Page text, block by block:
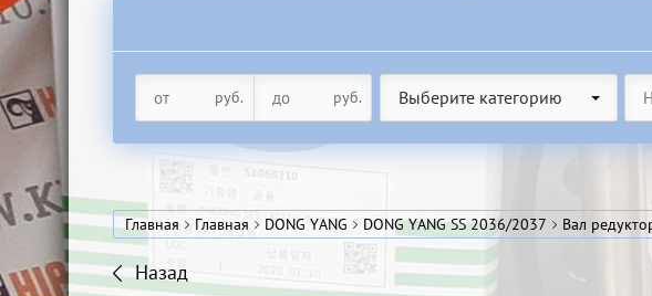
руб. руб. Выберите категорию
Главная Главная DONG YANG DONG YANG SS 2036/2037 Вал
Назад